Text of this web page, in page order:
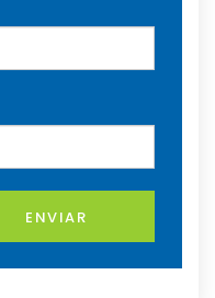
ENVIAR